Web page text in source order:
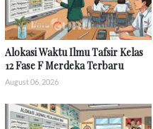
Alokasi Waktu Ilmu Tafsir Kelas
12 Fase F Merdeka Terbaru
August 06, 2026